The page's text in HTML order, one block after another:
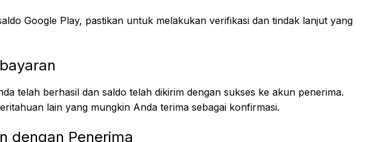
Google Play, pastikan untuk melakukan verifikasi dan tindak lanjut yang
telah berhasil dan saldo telah dikirim dengan sukses ke akun penerima.
lain yang mungkin Anda terima sebagai konfirmasi.
dengan Penerima